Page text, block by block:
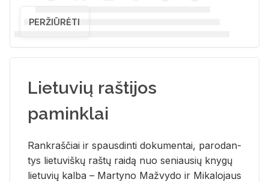
PERŽIŪRĖTI
Lietuvių raštijos
paminklai
Rank­raš­čiai ir spaus­din­ti do­ku­men­tai, pa­ro­dan­
tys lie­tu­viš­kų raš­tų rai­dą nuo se­niau­sių kny­gų
lie­tu­vių kal­ba – Mar­ty­no Ma­žvy­do ir Mi­ka­lo­jaus